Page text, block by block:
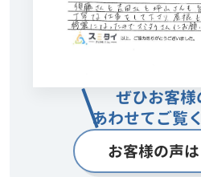
ぜひお客様
あわせてご覧
お客様の声